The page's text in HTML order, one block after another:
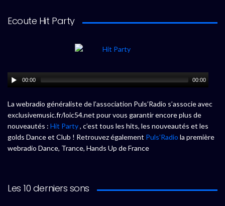
Ecoute Hit Party
00:00 00:00
La webradio généraliste de l’association Puls’Radio s’associe avec
exclusivemusic.fr/loic54.net pour vous garantir encore plus de
nouveautés : Hit Party, c’est tous les hits, les nouveautés et les
golds Dance et Club ! Retrouvez également Puls’Radio la première
webradio Dance, Trance, Hands Up de France
Les 10 derniers sons